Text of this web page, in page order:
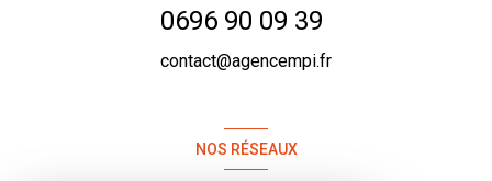
0696 90 09 39
contact@agencempi.fr
NOS RÉSEAUX